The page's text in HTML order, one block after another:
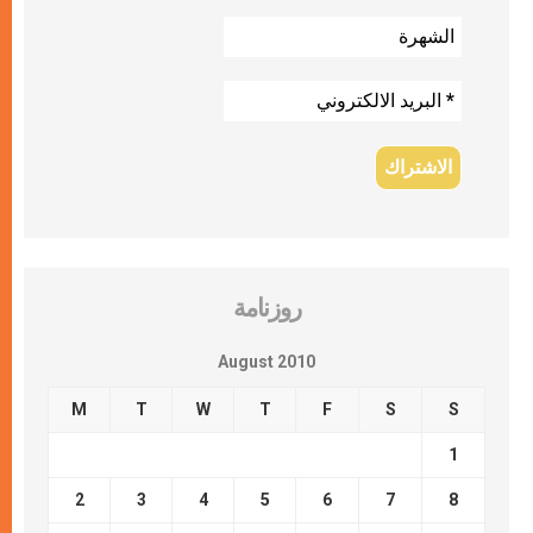
روزنامة
August 2010
M T W T F S S
1
2 3 4 5 6 7 8